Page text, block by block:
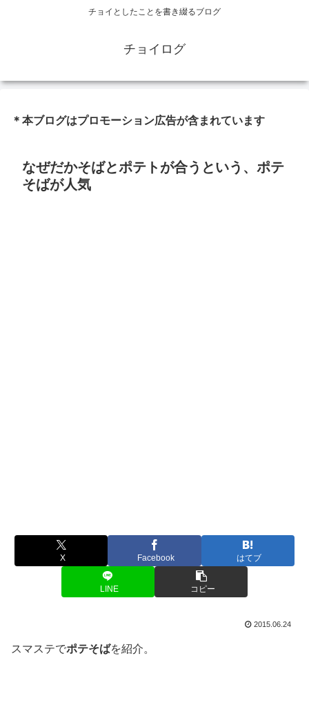
チョイとしたことを書き綴るブログ
チョイログ
＊本ブログはプロモーション広告が含まれています
なぜだかそばとポテトが合うという、ポテ
そばが人気
X Facebook はてブ
LINE コピー
2015.06.24
スマステでポテそばを紹介。